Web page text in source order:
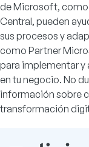
de Microsoft, como
Central, pueden
sus procesos y
como Partner
para implementar y
en tu negocio. No
información sobre
transformación